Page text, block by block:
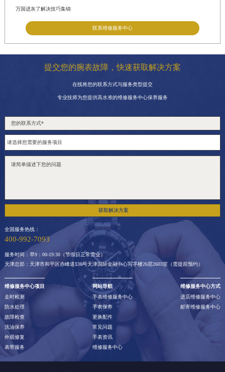
万国进灰了解决技巧集锦
联系维修服务中心
提交您的腕表故障，快速获取解决方案
在线将您的联系方式与服务类型提交
专业技师为您提供高水准的维修服务中心保养服务
获取解决方案
全国服务热线：
400-992-7093
服务时间：早9：00-19:30（节假日正常营业）
天津总部：天津市和平区赤峰道136号天津国际金融中心写字楼26层2603室（需提前预约）
维修服务中心项目
走时检测
防水处理
故障检查
洗油保养
外观修复
表带服务
网站导航
手表维修服务中心
手表保养
更换配件
常见问题
手表资讯
维修服务中心
维修服务中心方式
进店维修服务中心
邮寄维修服务中心